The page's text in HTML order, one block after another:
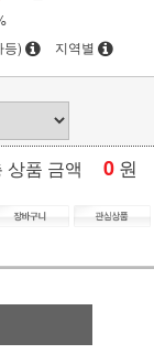
등) 지역별
상품 금액 0 원